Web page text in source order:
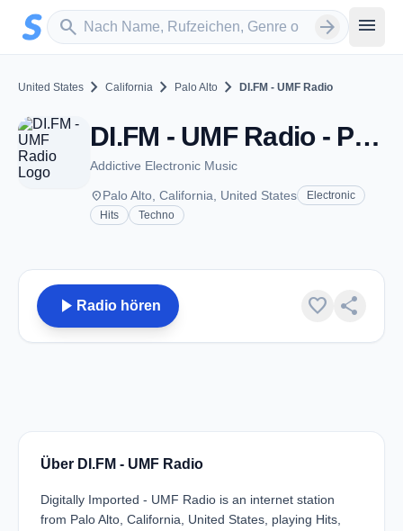
Zum Hauptinhalt springen
search
Sender suchen arrow_forward menu
United States chevron_right California chevron_right Palo Alto chevron_right DI.FM - UMF Radio
DI.FM - UMF Radio - Palo Alto, CA
Addictive Electronic Music
placePalo Alto, California, United States
Electronic
Hits
Techno
play_arrow Radio hören favorite share
Über DI.FM - UMF Radio
Digitally Imported - UMF Radio is an internet station
from Palo Alto, California, United States, playing Hits,